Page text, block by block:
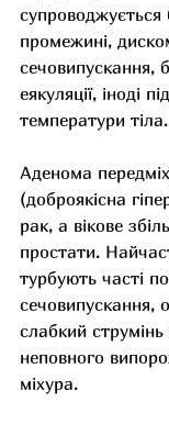
промежині,
сечовипускання,
еякуляції, іноді
температури тіла.
Аденома
(доброякісна
рак, а вікове
простати.
турбують часті
сечовипускання,
слабкий струмінь
неповного
міхура.